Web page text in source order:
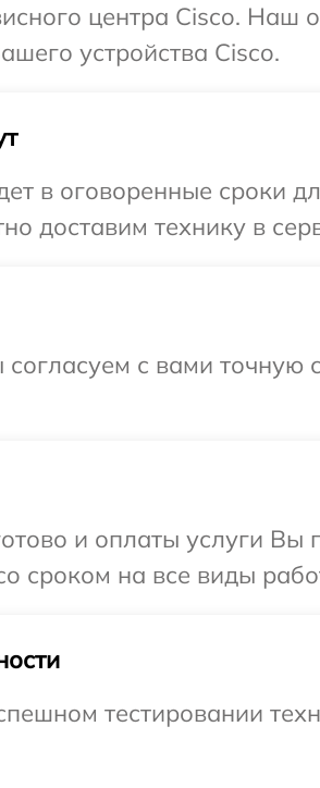
центра Cisco. Наш
устройства Cisco.
в оговоренные сроки
доставим технику в
с вами точную
и оплаты услуги
сроком на все виды
тестировании